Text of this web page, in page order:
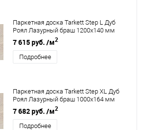
Паркетная доска Tarkett Step L Дуб
Роял Лазурный браш 1200х140 мм
7 615 руб. /м2
Подробнее
Паркетная доска Tarkett Step XL Дуб
Роял Лазурный браш 1000х164 мм
7 682 руб. /м2
Подробнее